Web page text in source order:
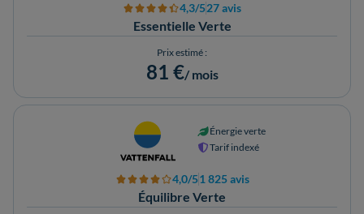
Essentielle Verte
4,3/527 avis
Prix estimé :
81 €/ mois
Équilibre Verte
Énergie verte
Tarif indexé
4,0/51 825 avis